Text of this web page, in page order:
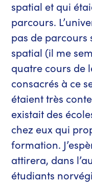
spatial et qui
parcours.
pas de parcours
spatial (il me
quatre cours de
consacrés à ce
étaient très
existait des
chez eux qui
formation.
attirera, dans
étudiants